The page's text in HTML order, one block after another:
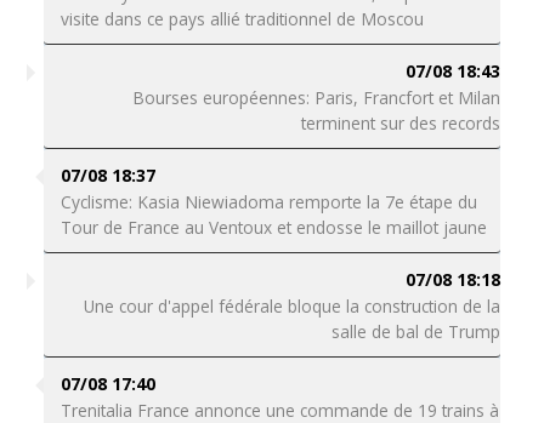
visite dans ce pays allié traditionnel de Moscou
07/08 18:43
Bourses européennes: Paris, Francfort et Milan
terminent sur des records
07/08 18:37
Cyclisme: Kasia Niewiadoma remporte la 7e étape du
Tour de France au Ventoux et endosse le maillot jaune
07/08 18:18
Une cour d'appel fédérale bloque la construction de la
salle de bal de Trump
07/08 17:40
Trenitalia France annonce une commande de 19 trains à